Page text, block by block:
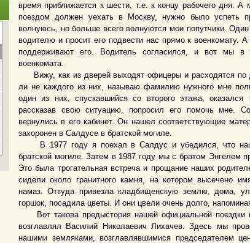
время приближается к шести, т.е. к концу рабочего дня. А
поездом должен уехать в Москву, нужно было успеть
волнуюсь, но больше всего волнуются мои попутчики.
водителю и просит его подвести нас прямо к военкомату.
поддерживают его. Водитель согласился, и вот мы
военкомата.
Вижу, как из дверей выходят офицеры и расходятся по
ли не каждого из них, называю фамилию нужного мне
один из них, спускавшийся со второго этажа,
рассказав свою ситуацию, попросил его помочь мне.
вернулись в его кабинет. Он нашел соответствующие
захоронен в Салдусе в братской могиле.
В 1977 году я поехал в Салдус и убедился, что
братской могиле. Затем в 1987 году мы с братом Энгелем
Это была трогательная встреча и прощание наших
сидели около гранитного камня, на котором высечено
намаз. Оттуда привезла кладбищенскую землю, дома,
горшок, посадила цветы. И они цвели очень долго,
Вот такова предыстория нашей официальной поездки
возглавлял Василий Николаевич Лихачев. Здесь мы
нашими земляками, возглавлявшимися председателем